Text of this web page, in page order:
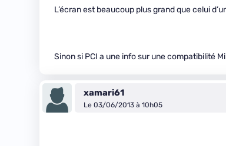
L’écran est beaucoup plus grand que celui
Sinon si PCI a une info sur une compatibilité
xamari61
Le 03/06/2013 à 10h05